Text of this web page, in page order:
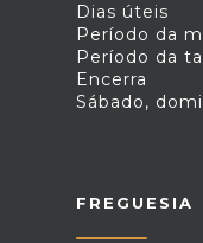
Dias úteis
Período da
Período da
Encerra
Sábado,
FREGUESIA